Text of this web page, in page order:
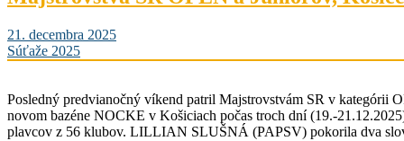
21. decembra 2025
Súťaže 2025
Posledný predvianočný víkend patril Majstrovstvám SR v kategórii
novom bazéne NOCKE v Košiciach počas troch dní (19.-
plavcov z 56 klubov. LILLIAN SLUŠNÁ (PAPSV) pokorila dva